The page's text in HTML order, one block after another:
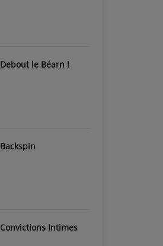
Debout le Béarn !
Backspin
Convictions Intimes